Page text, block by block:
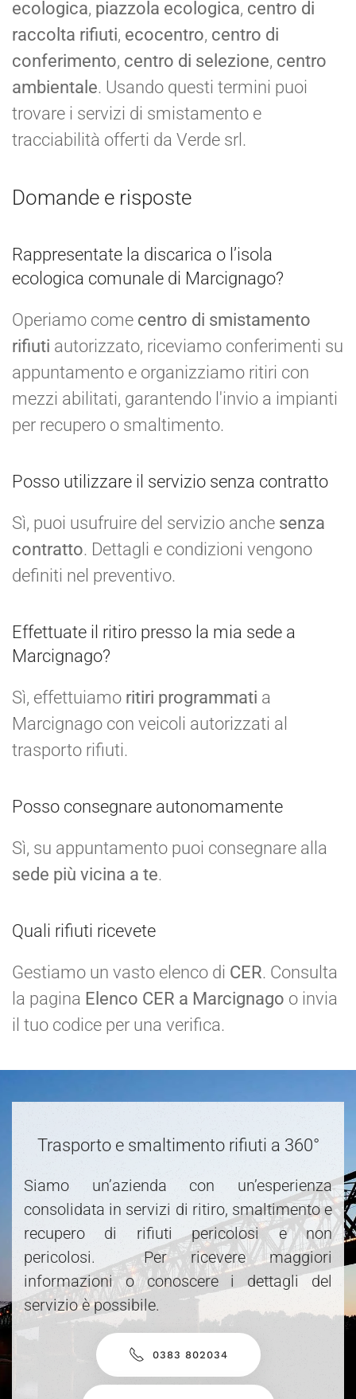
ecologica, piazzola ecologica, centro di
raccolta rifiuti, ecocentro, centro di
conferimento, centro di selezione, centro
ambientale. Usando questi termini puoi
trovare i servizi di smistamento e
tracciabilità offerti da Verde srl.
Domande e risposte
Rappresentate la discarica o l’isola
ecologica comunale di Marcignago?
Operiamo come centro di smistamento
rifiuti autorizzato, riceviamo conferimenti su
appuntamento e organizziamo ritiri con
mezzi abilitati, garantendo l'invio a impianti
per recupero o smaltimento.
Posso utilizzare il servizio senza contratto
Sì, puoi usufruire del servizio anche senza
contratto. Dettagli e condizioni vengono
definiti nel preventivo.
Effettuate il ritiro presso la mia sede a
Marcignago?
Sì, effettuiamo ritiri programmati a
Marcignago con veicoli autorizzati al
trasporto rifiuti.
Posso consegnare autonomamente
Sì, su appuntamento puoi consegnare alla
sede più vicina a te.
Quali rifiuti ricevete
Gestiamo un vasto elenco di CER. Consulta
la pagina Elenco CER a Marcignago o invia
il tuo codice per una verifica.
Trasporto e smaltimento rifiuti a 360°
Siamo un’azienda con un’esperienza
consolidata in servizi di ritiro, smaltimento e
recupero di rifiuti pericolosi e non
pericolosi. Per ricevere maggiori
informazioni o conoscere i dettagli del
servizio è possibile.
0383 802034